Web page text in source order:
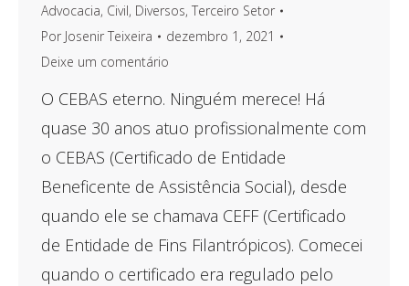
Advocacia, Civil, Diversos, Terceiro Setor
Por Josenir Teixeira
dezembro 1, 2021
Deixe um comentário
O CEBAS eterno. Ninguém merece! Há
quase 30 anos atuo profissionalmente com
o CEBAS (Certificado de Entidade
Beneficente de Assistência Social), desde
quando ele se chamava CEFF (Certificado
de Entidade de Fins Filantrópicos). Comecei
quando o certificado era regulado pelo